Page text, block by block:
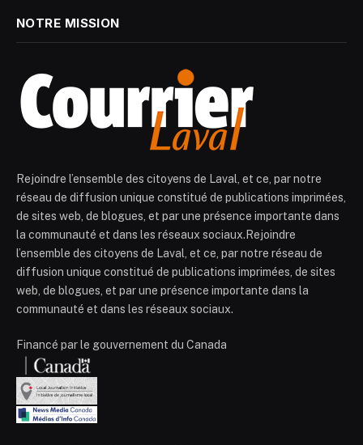
NOTRE MISSION
Rejoindre l’ensemble des citoyens de Laval, et ce, par notre
réseau de diffusion unique constitué de publications imprimées,
de sites web, de blogues, et par une présence importante dans
la communauté et dans les réseaux sociaux.Rejoindre
l’ensemble des citoyens de Laval, et ce, par notre réseau de
diffusion unique constitué de publications imprimées, de sites
web, de blogues, et par une présence importante dans la
communauté et dans les réseaux sociaux.
Financé par le gouvernement du Canada